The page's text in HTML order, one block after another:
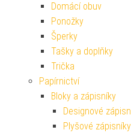
Domácí obuv
Ponožky
Šperky
Tašky a doplňky
Trička
Papírnictví
Bloky a zápisníky
Designové
Plyšové zápisníky